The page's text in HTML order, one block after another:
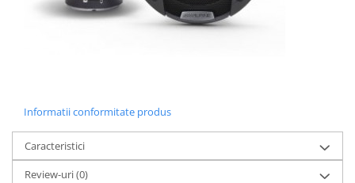
Informatii conformitate produs
Caracteristici
Review-uri(0)